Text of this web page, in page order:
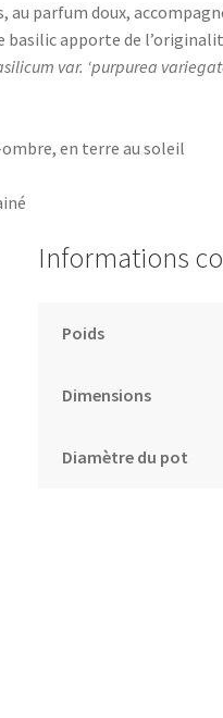
au parfum doux,
basilic apporte de
var. ‘purpurea
en terre au soleil
Informations
Poids
Dimensions
Diamètre du pot